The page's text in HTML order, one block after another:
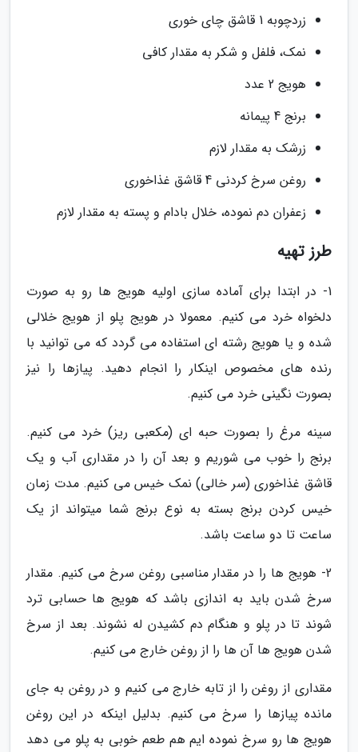
زردچوبه 1 قاشق چای خوری
نمک، فلفل و شکر به مقدار کافی
هویج 2 عدد
برنج 4 پیمانه
زرشک به مقدار لازم
روغن سرخ کردنی 4 قاشق غذاخوری
زعفران دم نموده، خلال بادام و پسته به مقدار لازم
طرز تهیه
1- در ابتدا برای آماده سازی اولیه هویج ها رو به صورت
دلخواه خرد می کنیم. معمولا در هویج پلو از هویج خلالی
شده و یا هویج رشته ای استفاده می گردد که می توانید با
رنده های مخصوص اینکار را انجام دهید. پیازها را نیز
بصورت نگینی خرد می کنیم.
سینه مرغ را بصورت حبه ای (مکعبی ریز) خرد می کنیم.
برنج را خوب می شوریم و بعد آن را در مقداری آب و یک
قاشق غذاخوری (سر خالی) نمک خیس می کنیم. مدت زمان
خیس کردن برنج بسته به نوع برنج شما میتواند از یک
ساعت تا دو ساعت باشد.
2- هویج ها را در مقدار مناسبی روغن سرخ می کنیم. مقدار
سرخ شدن باید به اندازی باشد که هویج ها حسابی ترد
شوند تا در پلو و هنگام دم کشیدن له نشوند. بعد از سرخ
شدن هویج ها آن ها را از روغن خارج می کنیم.
مقداری از روغن را از تابه خارج می کنیم و در روغن به جای
مانده پیازها را سرخ می کنیم. بدلیل اینکه در این روغن
هویج ها رو سرخ نموده ایم هم طعم خوبی به پلو می دهد